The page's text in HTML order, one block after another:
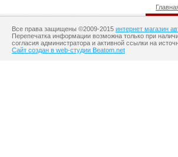
Все права защищены ©2009-2015 интернет магазин
Перепечатка информации возможна только при
согласия администратора и активной ссылки на
Сайт создан в web-студии Beatom.net